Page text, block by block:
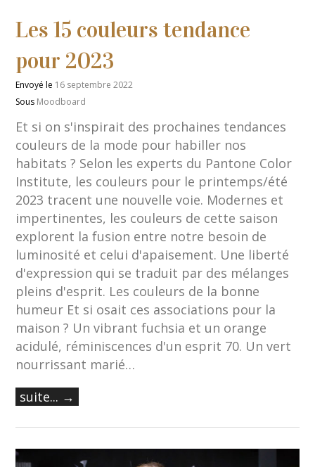
Les 15 couleurs tendance
pour 2023
Envoyé le 16 septembre 2022
Sous Moodboard
Et si on s'inspirait des prochaines tendances
couleurs de la mode pour habiller nos
habitats ? Selon les experts du Pantone Color
Institute, les couleurs pour le printemps/été
2023 tracent une nouvelle voie. Modernes et
impertinentes, les couleurs de cette saison
explorent la fusion entre notre besoin de
luminosité et celui d'apaisement. Une liberté
d'expression qui se traduit par des mélanges
pleins d'esprit. Les couleurs de la bonne
humeur Et si osait ces associations pour la
maison ? Un vibrant fuchsia et un orange
acidulé, réminiscences d'un esprit 70. Un vert
nourrissant marié…
suite... →